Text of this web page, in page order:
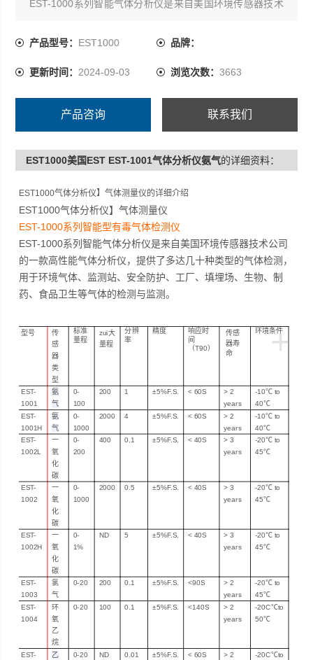
EST-1000系列智能气体分析仪是来自美国环境传感器技术
气体检测，用于环境气体、监测站、安全防护、工厂、填
产品型号： EST1000 品牌：
更新时间： 2024-09-03 浏览次数： 3663
产品咨询 联系我们
EST1000美国EST EST-1001气体分析仪氨气的详细资料：
EST1000气体分析仪】气体测量仪的详细介绍
EST1000气体分析仪】气体测量仪
EST-1000系列智能型有毒气体检测仪
EST-1000系列智能气体分析仪是来自美国环境传感器技术公司
的一款高性能气体分析仪，提供了多达几十种类型的气体检测，
用于环境气体、监测站、安全防护、工厂、填埋场、生物、制
药、食品卫生等气体的检测与监测。
+
型号
传
感
器
类
型
标准
量程
zui大
量程
分辨
率
精度 响应时
间
（T90）
传感
器寿
命
环境条件
EST-
1001
氨
气
0-
100
200 1 ±5%F.S. < 60S
> 2
years
-10℃to
40℃
EST-
1001H
氨
气
0-
1000
2000 4 ±5%F.S. < 60S > 2
years
-10℃to
40℃
EST-
1002L
一
氧
化
碳
0-
200
400 0.1 ±5%F.S. < 40S > 3
years
-20℃to
45℃
EST-
1002
一
氧
化
碳
0-
1000
2000 0.5 ±5%F.S. < 40S > 3
years
-20℃to
45℃
EST-
1002H
一
氧
化
碳
0-
1%
ND 5 ±5%F.S. < 40S > 3
years
-20℃to
45℃
EST-
1003
氯
气
0-20 200 0.1 ±5%F.S. <90S > 2
years
-20℃to
45℃
EST-
1004
环
氧
乙
烷
0-20 100 0.1 ±5%F.S. <140S > 2
years
-20C℃to
50℃
EST- 乙 0-20 ND 0.01 ±5%F.S. < 60S > 2 -20C℃to